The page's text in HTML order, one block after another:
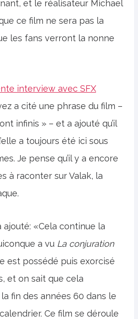
et le réalisateur Michael
ce film ne sera pas la
les fans verront la nonne
interview avec SFX
a cité une phrase du film –
infinis » – et a ajouté qu’il
a toujours été ici sous
Je pense qu’il y a encore
à raconter sur Valak, la
ajouté: «Cela continue la
a vu La conjuration
est possédé puis exorcisé
et on sait que cela
fin des années 60 dans le
Ce film se déroule